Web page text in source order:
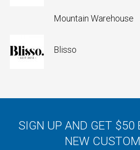
Mountain Warehouse
Blisso
SIGN UP AND GET $50
NEW